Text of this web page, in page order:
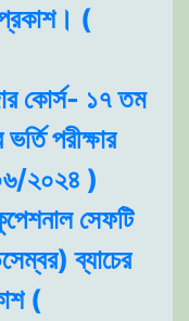
প্রকাশ। (
কোর্স- ১৭ তম
পরীক্ষার
২০২৪ )
সেফটি
ব্যাচের
(